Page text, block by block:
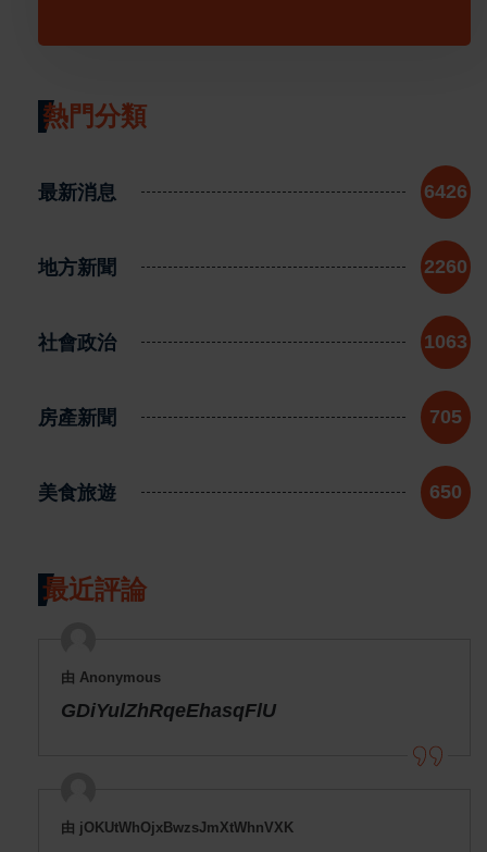
熱門分類
最新消息 6426
地方新聞 2260
社會政治 1063
房產新聞 705
美食旅遊 650
最近評論
由 Anonymous
GDiYulZhRqeEhasqFlU
由 jOKUtWhOjxBwzsJmXtWhnVXK